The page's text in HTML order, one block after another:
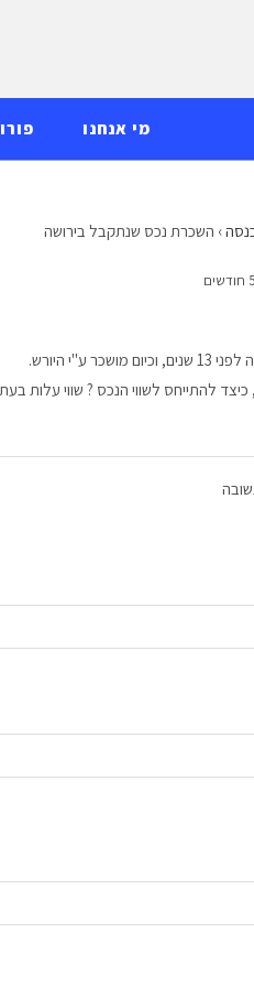
מי אנחנו
› השכרת נכס שנתקבל בירושה
ע"י היורש.
להתייחס לשווי הנכס ? שווי עלות